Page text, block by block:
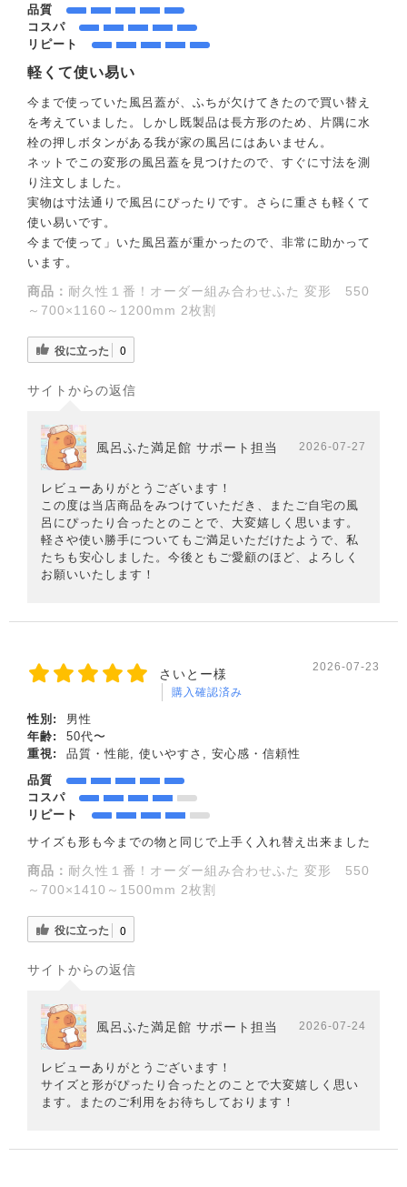
品質
コスパ
リピート
軽くて使い易い
今まで使っていた風呂蓋が、ふちが欠けてきたので買い替え
を考えていました。しかし既製品は長方形のため、片隅に水
栓の押しボタンがある我が家の風呂にはあいません。
ネットでこの変形の風呂蓋を見つけたので、すぐに寸法を測
り注文しました。
実物は寸法通りで風呂にぴったりです。さらに重さも軽くて
使い易いです。
今まで使って」いた風呂蓋が重かったので、非常に助かって
います。
商品： 耐久性１番！オーダー組み合わせふた 変形 550
～700×1160～1200mm 2枚割
役に立った 0
サイトからの返信
風呂ふた満足館 サポート担当 2026-07-27
レビューありがとうございます！
この度は当店商品をみつけていただき、またご自宅の風
呂にぴったり合ったとのことで、大変嬉しく思います。
軽さや使い勝手についてもご満足いただけたようで、私
たちも安心しました。今後ともご愛顧のほど、よろしく
お願いいたします！
さいとー様
購入確認済み
2026-07-23
性別:
男性
年齢:
50代〜
重視:
品質・性能, 使いやすさ, 安心感・信頼性
品質
コスパ
リピート
サイズも形も今までの物と同じで上手く入れ替え出来ました
商品： 耐久性１番！オーダー組み合わせふた 変形 550
～700×1410～1500mm 2枚割
役に立った 0
サイトからの返信
風呂ふた満足館 サポート担当 2026-07-24
レビューありがとうございます！
サイズと形がぴったり合ったとのことで大変嬉しく思い
ます。またのご利用をお待ちしております！